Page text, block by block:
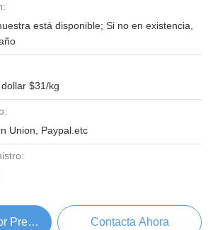
está disponible; Si no en existencia,
$31/kg
Union, Paypal.etc
Precio Contacta Ahora